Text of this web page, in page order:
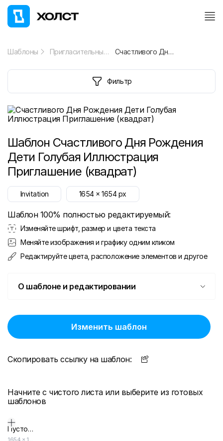
Шаблоны Пригласительный Счастливого Дня Рождения Дети Голубая Иллюстрация Приглашение (квадрат)
Фильтр
Шаблон Счастливого Дня Рождения
Дети Голубая Иллюстрация
Приглашение (квадрат)
Invitation 1654 x1654 px
Шаблон 100% полностью редактируемый:
Изменяйте шрифт, размер и цвета текста
Меняйте изображения и графику одним кликом
Редактируйте цвета, расположение элементов и другое
О шаблоне и редактировании
Изменить шаблон
Скопировать ссылку на шаблон:
Начните с чистого листа или выберите из готовых
шаблонов
Пустой дизайн-макет
1654 × 1654